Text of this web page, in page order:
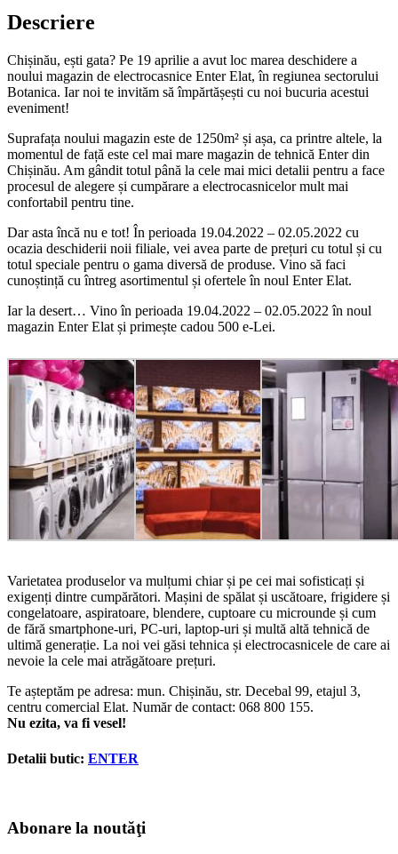
Descriere
Chișinău, ești gata? Pe 19 aprilie a avut loc marea deschidere a
noului magazin de electrocasnice Enter Elat, în regiunea sectorului
Botanica. Iar noi te invităm să împărtășești cu noi bucuria acestui
eveniment!
Suprafața noului magazin este de 1250m² și așa, ca printre altele, la
momentul de față este cel mai mare magazin de tehnică Enter din
Chișinău. Am gândit totul până la cele mai mici detalii pentru a face
procesul de alegere și cumpărare a electrocasnicelor mult mai
confortabil pentru tine.
Dar asta încă nu e tot! În perioada 19.04.2022 – 02.05.2022 cu
ocazia deschiderii noii filiale, vei avea parte de prețuri cu totul și cu
totul speciale pentru o gama diversă de produse. Vino să faci
cunoștință cu întreg asortimentul și ofertele în noul Enter Elat.
Iar la desert… Vino în perioada 19.04.2022 – 02.05.2022 în noul
magazin Enter Elat și primește cadou 500 e-Lei.
Varietatea produselor va mulțumi chiar și pe cei mai sofisticați și
exigenți dintre cumpărători. Mașini de spălat și uscătoare, frigidere și
congelatoare, aspiratoare, blendere, cuptoare cu microunde și cum
de fără smartphone-uri, PC-uri, laptop-uri și multă altă tehnică de
ultimă generație. La noi vei găsi tehnica și electrocasnicele de care ai
nevoie la cele mai atrăgătoare prețuri.
Te așteptăm pe adresa: mun. Chișinău, str. Decebal 99, etajul 3,
centru comercial Elat. Număr de contact: 068 800 155.
Nu ezita, va fi vesel!
Detalii butic: ENTER
Abonare la noutăţi